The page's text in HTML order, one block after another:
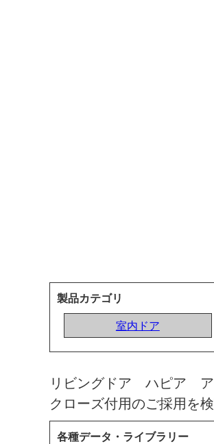
製品カテゴリ
室内ドア
リビングドア ハピア
クローズ付用のご採用を
各種データ・ライブラリー